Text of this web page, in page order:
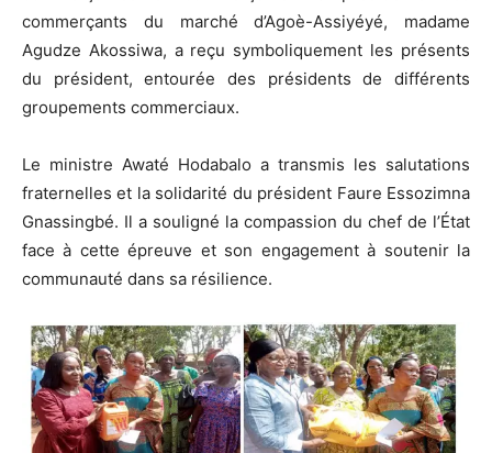
commerçants du marché d’Agoè-Assiyéyé, madame
Agudze Akossiwa, a reçu symboliquement les présents
du président, entourée des présidents de différents
groupements commerciaux.
Le ministre Awaté Hodabalo a transmis les salutations
fraternelles et la solidarité du président Faure Essozimna
Gnassingbé. Il a souligné la compassion du chef de l’État
face à cette épreuve et son engagement à soutenir la
communauté dans sa résilience.